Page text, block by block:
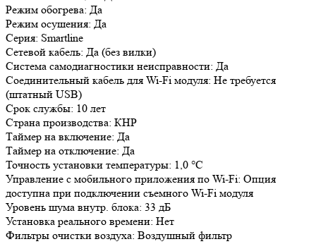
Режим обогрева: Да
Режим осушения: Да
Серия: Smartline
Сетевой кабель: Да (без вилки)
Система самодиагностики неисправности: Да
Соединительный кабель для Wi-Fi модуля: Не требуется
(штатный USB)
Срок службы: 10 лет
Страна производства: КНР
Таймер на включение: Да
Таймер на отключение: Да
Точность установки температуры: 1,0 °С
Управление c мобильного приложения по Wi-Fi: Опция
доступна при подключении съемного Wi-Fi модуля
Уровень шума внутр. блока: 33 дБ
Установка реального времени: Нет
Фильтры очистки воздуха: Воздушный фильтр